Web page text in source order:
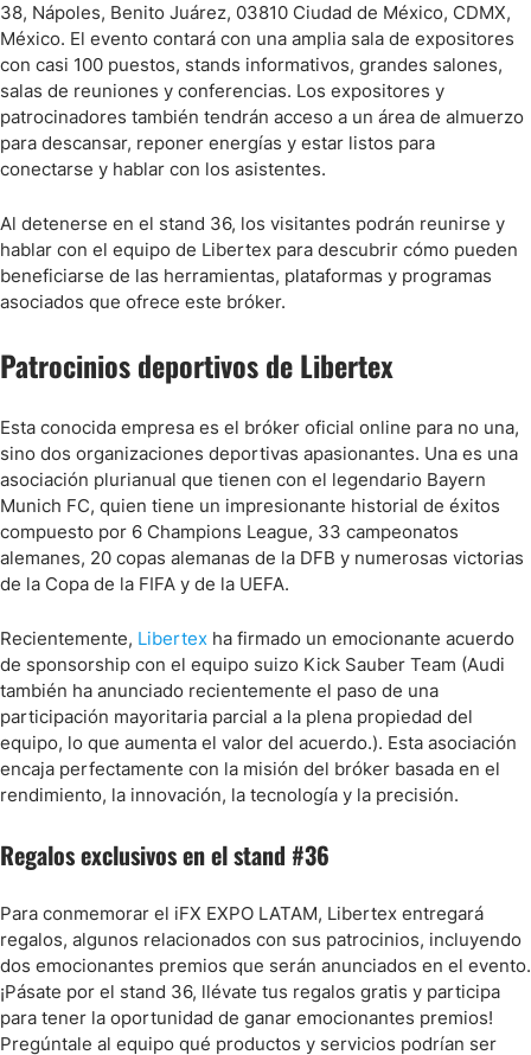
38, Nápoles, Benito Juárez, 03810 Ciudad de México, CDMX,
México. El evento contará con una amplia sala de expositores
con casi 100 puestos, stands informativos, grandes salones,
salas de reuniones y conferencias. Los expositores y
patrocinadores también tendrán acceso a un área de almuerzo
para descansar, reponer energías y estar listos para
conectarse y hablar con los asistentes.
Al detenerse en el stand 36, los visitantes podrán reunirse y
hablar con el equipo de Libertex para descubrir cómo pueden
beneficiarse de las herramientas, plataformas y programas
asociados que ofrece este bróker.
Patrocinios deportivos de Libertex
Esta conocida empresa es el bróker oficial online para no una,
sino dos organizaciones deportivas apasionantes. Una es una
asociación plurianual que tienen con el legendario Bayern
Munich FC, quien tiene un impresionante historial de éxitos
compuesto por 6 Champions League, 33 campeonatos
alemanes, 20 copas alemanas de la DFB y numerosas victorias
de la Copa de la FIFA y de la UEFA.
Recientemente, Libertex ha firmado un emocionante acuerdo
de sponsorship con el equipo suizo Kick Sauber Team (Audi
también ha anunciado recientemente el paso de una
participación mayoritaria parcial a la plena propiedad del
equipo, lo que aumenta el valor del acuerdo.). Esta asociación
encaja perfectamente con la misión del bróker basada en el
rendimiento, la innovación, la tecnología y la precisión.
Regalos exclusivos en el stand #36
Para conmemorar el iFX EXPO LATAM, Libertex entregará
regalos, algunos relacionados con sus patrocinios, incluyendo
dos emocionantes premios que serán anunciados en el evento.
¡Pásate por el stand 36, llévate tus regalos gratis y participa
para tener la oportunidad de ganar emocionantes premios!
Pregúntale al equipo qué productos y servicios podrían ser